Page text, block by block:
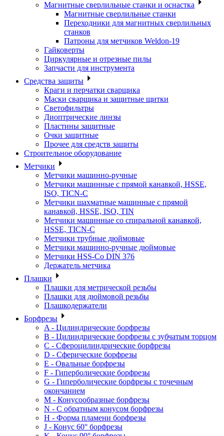
Магнитные сверлильные станки и оснастка
Магнитные сверлильные станки
Переходники для магнитных сверлильных
станков
Патроны для метчиков Weldon-19
Гайковерты
Циркулярные и отрезные пилы
Запчасти для инструмента
Средства защиты
Краги и перчатки сварщика
Маски сварщика и защитные щитки
Светофильтры
Диоптрические линзы
Пластины защитные
Очки защитные
Прочее для средств защиты
Строительное оборудование
Метчики
Метчики машинно-ручные
Метчики машинные с прямой канавкой, HSSE,
ISO, TICN-C
Метчики шахматные машинные с прямой
канавкой, HSSE, ISO, TIN
Метчики машинные со спиральной канавкой,
HSSE, TICN-C
Метчики трубные дюймовые
Метчики машинно-ручные дюймовые
Метчики HSS-Co DIN 376
Держатель метчика
Плашки
Плашки для метрической резьбы
Плашки для дюймовой резьбы
Плашкодержатели
Борфрезы
A - Цилиндрические борфрезы
B - Цилиндрические борфрезы с зубчатым торцом
C - Сфероцилиндрические борфрезы
D - Сферические борфрезы
E - Овальные борфрезы
F - Гиперболические борфрезы
G - Гиперболические борфрезы с точечным
окончанием
M - Конусообразные борфрезы
N - С обратным конусом борфрезы
H - Форма пламени борфрезы
J - Конус 60° борфрезы